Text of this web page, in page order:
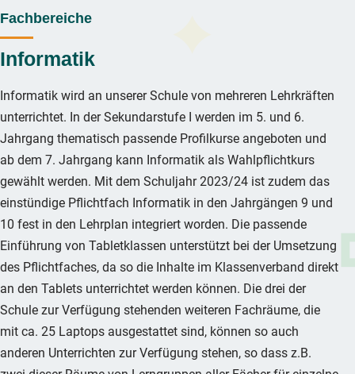
Informatik
Fachbereiche
Informatik wird an unserer Schule von mehreren Lehrkräften
unterrichtet. In der Sekundarstufe I werden im 5. und 6.
Jahrgang thematisch passende Profilkurse angeboten und
ab dem 7. Jahrgang kann Informatik als Wahlpflichtkurs
gewählt werden. Mit dem Schuljahr 2023/24 ist zudem das
einstündige Pflichtfach Informatik in den Jahrgängen 9 und
10 fest in den Lehrplan integriert worden. Die passende
Einführung von Tabletklassen unterstützt bei der Umsetzung
des Pflichtfaches, da so die Inhalte im Klassenverband direkt
an den Tablets unterrichtet werden können. Die drei der
Schule zur Verfügung stehenden weiteren Fachräume, die
mit ca. 25 Laptops ausgestattet sind, können so auch
anderen Unterrichten zur Verfügung stehen, so dass z.B.